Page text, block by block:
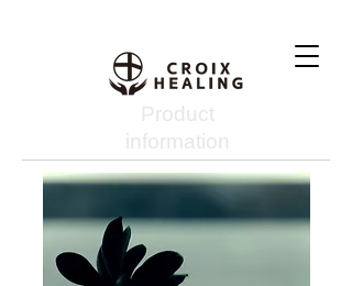
Product
information